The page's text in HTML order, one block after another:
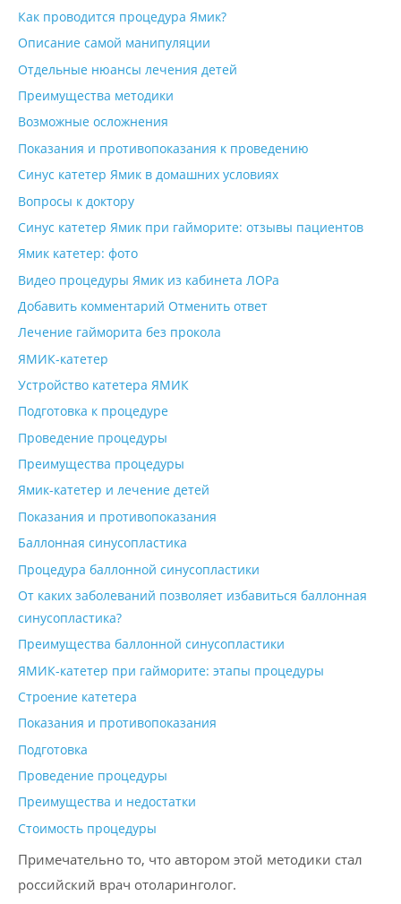
Как проводится процедура Ямик?
Описание самой манипуляции
Отдельные нюансы лечения детей
Преимущества методики
Возможные осложнения
Показания и противопоказания к проведению
Синус катетер Ямик в домашних условиях
Вопросы к доктору
Синус катетер Ямик при гайморите: отзывы пациентов
Ямик катетер: фото
Видео процедуры Ямик из кабинета ЛОРа
Добавить комментарий Отменить ответ
Лечение гайморита без прокола
ЯМИК-катетер
Устройство катетера ЯМИК
Подготовка к процедуре
Проведение процедуры
Преимущества процедуры
Ямик-катетер и лечение детей
Показания и противопоказания
Баллонная синусопластика
Процедура баллонной синусопластики
От каких заболеваний позволяет избавиться баллонная
синусопластика?
Преимущества баллонной синусопластики
ЯМИК-катетер при гайморите: этапы процедуры
Строение катетера
Показания и противопоказания
Подготовка
Проведение процедуры
Преимущества и недостатки
Стоимость процедуры
Примечательно то, что автором этой методики стал
российский врач отоларинголог.